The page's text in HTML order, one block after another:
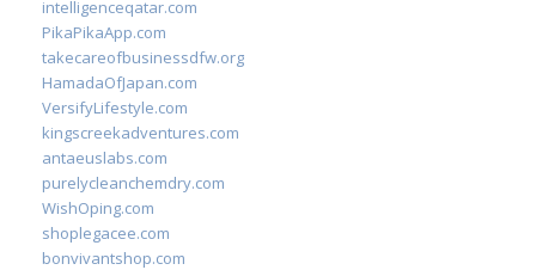
intelligenceqatar.com
PikaPikaApp.com
takecareofbusinessdfw.org
HamadaOfJapan.com
VersifyLifestyle.com
kingscreekadventures.com
antaeuslabs.com
purelycleanchemdry.com
WishOping.com
shoplegacee.com
bonvivantshop.com